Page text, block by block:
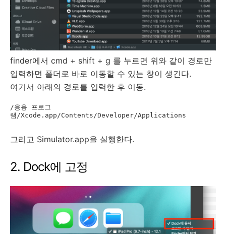
finder에서 cmd + shift + g 를 누르면 위와 같이 경로만
입력하면 폴더로 바로 이동할 수 있는 창이 생긴다.
여기서 아래의 경로를 입력한 후 이동.
/응용 프로그
그리고 Simulator.app을 실행한다.
2. Dock에 고정